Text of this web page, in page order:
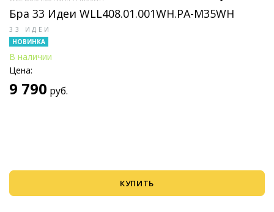
Бра 33 Идеи WLL408.01.001WH.PA-M35WH
33 ИДЕИ
НОВИНКА
В наличии
Цена:
9 790 руб.
КУПИТЬ